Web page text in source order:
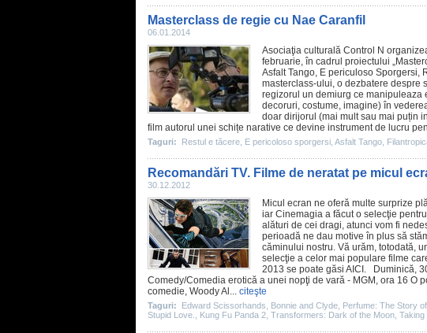
Masterclass de regie cu Nae Caranfil
06.01.2014
Asociaţia culturală Control N
februarie, în cadrul proiectului
Asfalt Tango, E periculoso Sporgersi,
masterclass-ului, o dezbatere despre
regizorul un demiurg ce manipuleaza
decoruri, costume, imagine) în
doar dirijorul (mai mult sau mai puțin
film autorul unei schițe narative ce devine instrument de lucru
Taguri: Restul e tăcere E pericoloso sporgersi Asfalt Tango
Recomandări TV. Filme de neratat pe micul
30.12.2012
Micul ecran ne oferă multe surprize
iar Cinemagia a făcut o selecţie
alături de cei dragi, atunci vom fi
perioadă ne dau motive în plus să
căminului nostru. Vă urăm, totodată,
selecţie a celor mai populare filme
2013 se poate găsi AICI . Duminică,
Comedy/Comedia erotică a unei nopţi de vară - MGM, ora 16 O
comedie, Woody Al... citeşte
Taguri: Edward Scissorhands Bonnie and Clyde Perfume: The Story
Stupid Love.
Kung Fu Panda 2 Transformers: Dark of the Moon Taking